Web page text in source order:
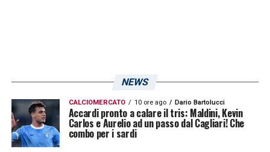
complicata. Per ora nessuna conferma sul
probabile ritorno di ClaudioRanieria
Cagliari, nonostante l’allenatore sia molto
stimato dal presidenteGiulini
NEWS
CALCIOMERCATO 10 ore ago Dario Bartolucci
Accardi pronto a calare il tris: Maldini, Kevin
Carlos e Aurelio ad un passo dal Cagliari! Che
combo per i sardi